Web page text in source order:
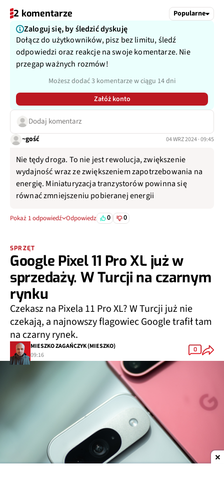
2 komentarze Popularne
Zaloguj się, by śledzić dyskuję
Dołącz do użytkowników, pisz bez limitu, śledź
odpowiedzi oraz reakcje na swoje komentarze. Nie
przegap ważnych rozmów!
Możesz dodać 3 komentarze w ciągu 14 dni
Załóż konto
Dodaj komentarz
~gość 04 WRZ 2024 · 09:45
Nie tędy droga. To nie jest rewolucja, zwiększenie
wydajność wraz ze zwiększeniem zapotrzebowania na
energię. Miniaturyzacja tranzystorów powinna się
równać zmniejszeniu pobieranej energii
Pokaż 1 odpowiedź Odpowiedz 0 0
SPRZĘT
Google Pixel 11 Pro XL już w
sprzedaży. W Turcji na czarnym
rynku
Czekasz na Pixela 11 Pro XL? W Turcji już nie
czekają, a najnowszy flagowiec Google trafił tam
na czarny rynek.
MIESZKO ZAGAŃCZYK (MIESZKO)
09:16
0